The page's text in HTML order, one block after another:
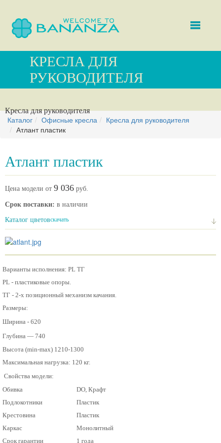
КРЕСЛА ДЛЯ
РУКОВОДИТЕЛЯ
Кресла для руководителя
Каталог Офисные кресла
Кресла для руководителя
Атлант пластик
Атлант пластик
Цена модели от 9 036 руб.
Срок поставки: в наличии
Каталог цветовскачать
Варианты исполнения: PL ТГ
PL - пластиковые опоры.
ТГ - 2-х позиционный механизм качания.
Размеры:
Ширина - 620
Глубина — 740
Высота (min-max) 1210-1300
Максимальная нагрузка: 120 кг.
Cвойства модели:
Обивка
DO, Крафт
Подлокотники
Пластик
Крестовина
Пластик
Каркас
Монолитный
Срок гарантии
1 года